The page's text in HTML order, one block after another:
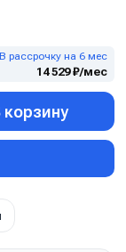
В рассрочку на 6 мес
14 529 ₽/мес
корзину